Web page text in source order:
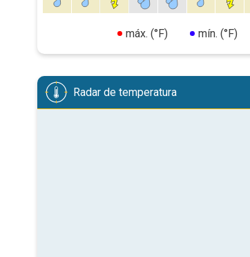
máx. (°F) mín. (°F)
Radar de temperatura